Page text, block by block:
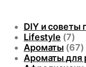
DIY и советы
Lifestyle (7)
Ароматы (67)
Ароматы для